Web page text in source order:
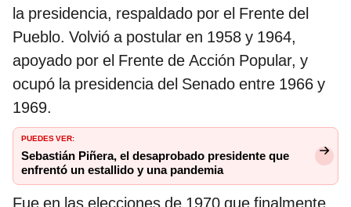
la presidencia, respaldado por el Frente del
Pueblo. Volvió a postular en 1958 y 1964,
apoyado por el Frente de Acción Popular, y
ocupó la presidencia del Senado entre 1966 y
1969.
PUEDES VER:
Sebastián Piñera, el desaprobado presidente que
enfrentó un estallido y una pandemia
Fue en las elecciones de 1970 que finalmente